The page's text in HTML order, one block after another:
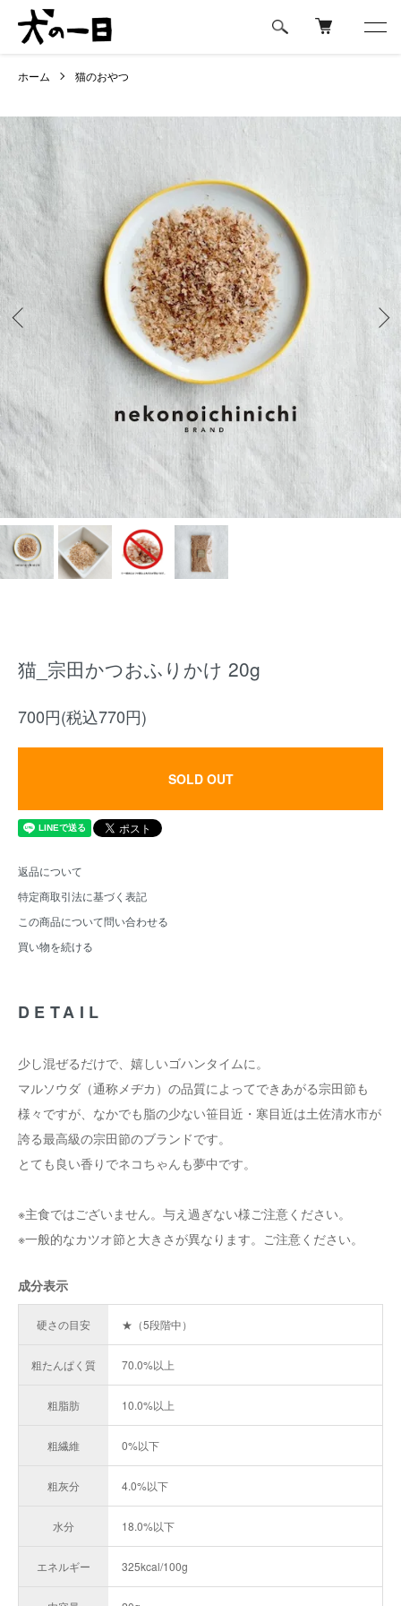
ホーム 猫のおやつ
猫_宗田かつおふりかけ 20g
700円(税込770円)
SOLD OUT
返品について
特定商取引法に基づく表記
この商品について問い合わせる
買い物を続ける
DETAIL
少し混ぜるだけで、嬉しいゴハンタイムに。
マルソウダ（通称メヂカ）の品質によってできあがる宗田節も
様々ですが、なかでも脂の少ない笹目近・寒目近は土佐清水市が
誇る最高級の宗田節のブランドです。
とても良い香りでネコちゃんも夢中です。
※主食ではございません。与え過ぎない様ご注意ください。
※一般的なカツオ節と大きさが異なります。ご注意ください。
成分表示
硬さの目安 ★
粗たんぱく質 70.0%以上
粗脂肪 10.0%以上
粗繊維 0%以下
粗灰分 4.0%以下
水分 18.0%以下
エネルギー 325kcal/100g